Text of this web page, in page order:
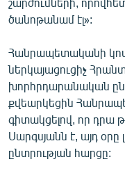
ծանոթանամ էլ»:
Հանրապետականի
ներկայացուցիչ
խորհրդարանական
քվեարկեցին
գիտակցելով, որ դրա
Սարգսյանն է, այդ
ընտրության հարցը: